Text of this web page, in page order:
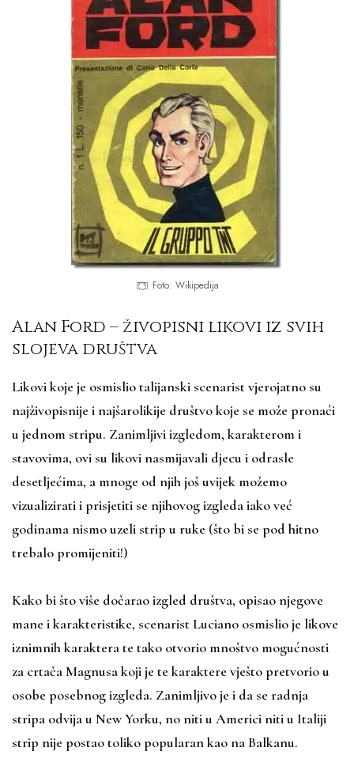
Foto: Wikipedija
Alan Ford – živopisni likovi iz svih
slojeva društva
Likovi koje je osmislio talijanski scenarist vjerojatno su
najživopisnije i najšarolikije društvo koje se može pronaći
u jednom stripu. Zanimljivi izgledom, karakterom i
stavovima, ovi su likovi nasmijavali djecu i odrasle
desetljećima, a mnoge od njih još uvijek možemo
vizualizirati i prisjetiti se njihovog izgleda iako već
godinama nismo uzeli strip u ruke (što bi se pod hitno
trebalo promijeniti!)
Kako bi što više dočarao izgled društva, opisao njegove
mane i karakteristike, scenarist Luciano osmislio je likove
iznimnih karaktera te tako otvorio mnoštvo mogućnosti
za crtača Magnusa koji je te karaktere vješto pretvorio u
osobe posebnog izgleda. Zanimljivo je i da se radnja
stripa odvija u New Yorku, no niti u Americi niti u Italiji
strip nije postao toliko popularan kao na Balkanu.